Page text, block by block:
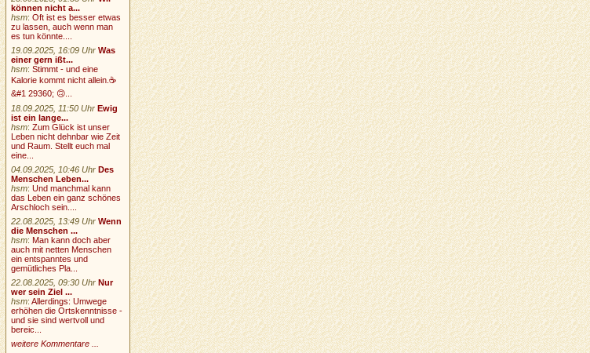
können nicht a...
hsm:Oft ist es besser etwas
zu lassen, auch wenn man
es tun könnte....
19.09.2025, 16:09 Uhr Was
einer gern ißt...
hsm:Stimmt - und eine
Kalorie kommt nicht allein.☕
&#1 29360; 🙃...
18.09.2025, 11:50 Uhr Ewig
ist ein lange...
hsm:Zum Glück ist unser
Leben nicht dehnbar wie Zeit
und Raum. Stellt euch mal
eine...
04.09.2025, 10:46 Uhr Des
Menschen Leben...
hsm:Und manchmal kann
das Leben ein ganz schönes
Arschloch sein....
22.08.2025, 13:49 Uhr Wenn
die Menschen ...
hsm:Man kann doch aber
auch mit netten Menschen
ein entspanntes und
gemütliches Pla...
22.08.2025, 09:30 Uhr Nur
wer sein Ziel ...
hsm:Allerdings: Umwege
erhöhen die Ortskenntnisse -
und sie sind wertvoll und
bereic...
weitere Kommentare ...